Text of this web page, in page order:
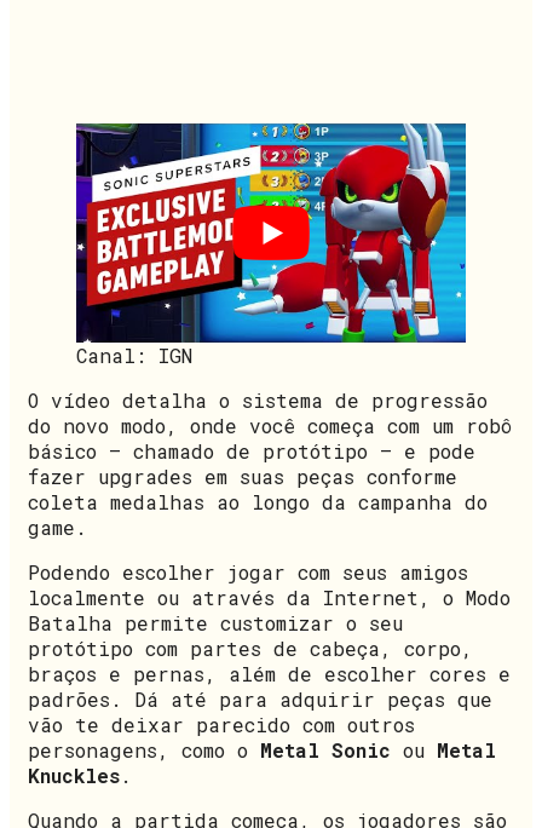
Canal: IGN
O vídeo detalha o sistema de progressão
do novo modo, onde você começa com um robô
básico – chamado de protótipo – e pode
fazer upgrades em suas peças conforme
coleta medalhas ao longo da campanha do
game.
Podendo escolher jogar com seus amigos
localmente ou através da Internet, o Modo
Batalha permite customizar o seu
protótipo com partes de cabeça, corpo,
braços e pernas, além de escolher cores e
padrões. Dá até para adquirir peças que
vão te deixar parecido com outros
personagens, como o Metal Sonic ou Metal
Knuckles.
Quando a partida começa, os jogadores são